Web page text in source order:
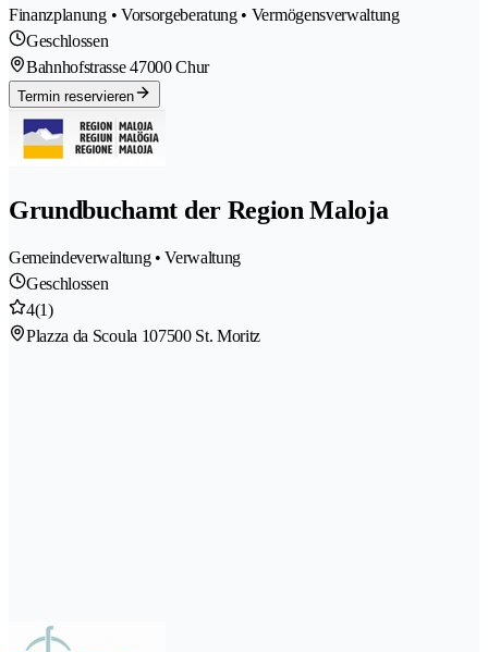
Finanzplanung • Vorsorgeberatung • Vermögensverwaltung
Geschlossen
Bahnhofstrasse 47000 Chur
Termin reservieren
Grundbuchamt der Region Maloja
Gemeindeverwaltung • Verwaltung
Geschlossen
4(1)
Plazza da Scoula 107500 St. Moritz